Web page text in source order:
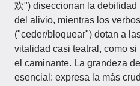
欢") diseccionan la
del alivio, mientras los
("ceder/bloquear") dotan a
vitalidad casi teatral, como
el caminante. La grandeza
esencial: expresa la más